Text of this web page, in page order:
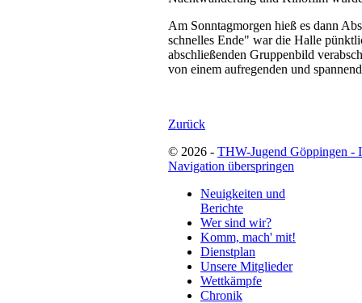
Am Sonntagmorgen hieß es dann
schnelles Ende" war die Halle
abschließenden Gruppenbild
von einem aufregenden und
Zurück
© 2026 - THW-Jugend Göppingen -
Navigation überspringen
Neuigkeiten und
Berichte
Wer sind wir?
Komm, mach' mit!
Dienstplan
Unsere Mitglieder
Wettkämpfe
Chronik